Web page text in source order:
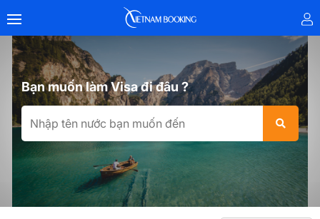
Bạn muốn làm Visa đi đâu ?